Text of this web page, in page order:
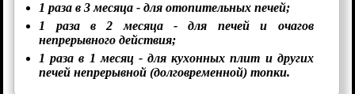
1 раза в 3 месяца - для отопительных печей;
1 раза в 2 месяца - для печей и очагов
непрерывного действия;
1 раза в 1 месяц - для кухонных плит и других
печей непрерывной (долговременной) топки.